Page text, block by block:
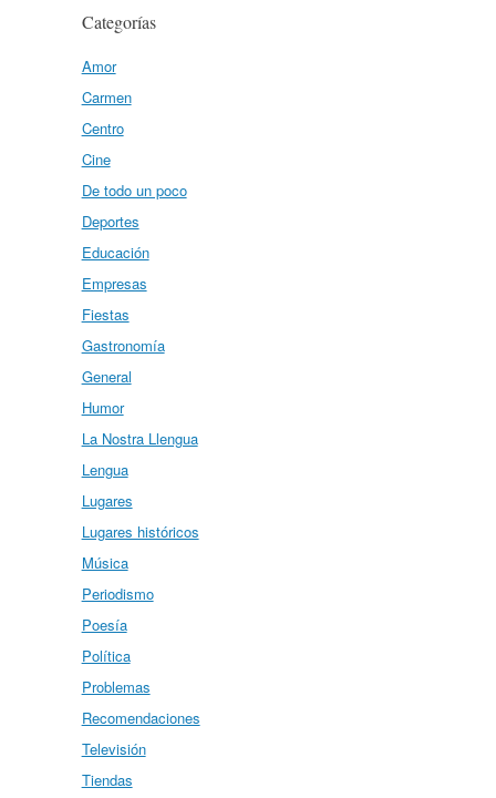
Categorías
Amor
Carmen
Centro
Cine
De todo un poco
Deportes
Educación
Empresas
Fiestas
Gastronomía
General
Humor
La Nostra Llengua
Lengua
Lugares
Lugares históricos
Música
Periodismo
Poesía
Política
Problemas
Recomendaciones
Televisión
Tiendas